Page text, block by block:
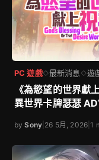
PC 遊戲◇最新消息 ◇遊
《為慾望的世界
異世界卡牌瑟瑟
bySony 26 5月, 2026 |1